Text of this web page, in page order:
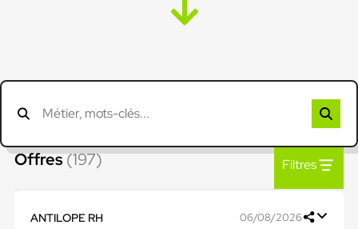
Offres(197) Filtres
ANTILOPE RH 06/08/2026